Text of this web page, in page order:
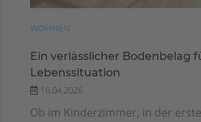
WOHNEN
Ein verlässlicher Bodenbelag
Lebenssituation
16.04.2026
Ob im Kinderzimmer, in der